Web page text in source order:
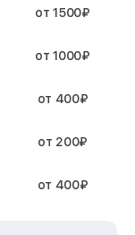
от 1500₽
от 1000₽
от 400₽
от 200₽
от 400₽